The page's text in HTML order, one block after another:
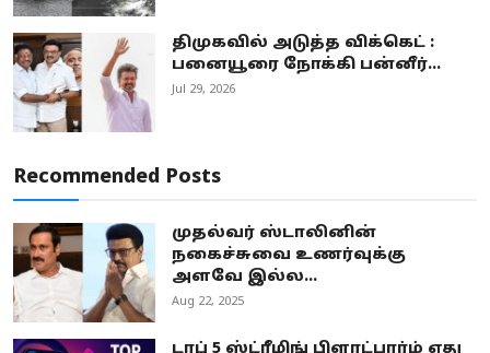
திமுகவில் அடுத்த விக்கெட் :
பனையூரை நோக்கி பன்னீர்...
Jul 29, 2026
Recommended Posts
முதல்வர் ஸ்டாலினின்
நகைச்சுவை உணர்வுக்கு
அளவே இல்ல...
Aug 22, 2025